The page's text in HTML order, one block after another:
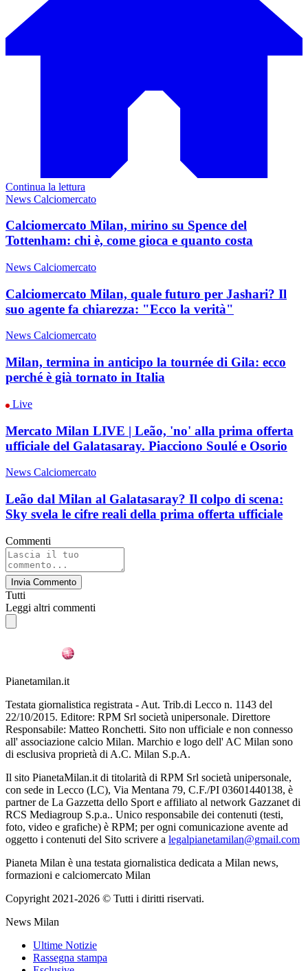
Continua la lettura
News Calciomercato
Calciomercato Milan, mirino su Spence del
Tottenham: chi è, come gioca e quanto costa
News Calciomercato
Calciomercato Milan, quale futuro per Jashari? Il
suo agente fa chiarezza: "Ecco la verità"
News Calciomercato
Milan, termina in anticipo la tournée di Gila: ecco
perché è già tornato in Italia
Live
Mercato Milan LIVE | Leão, 'no' alla prima offerta
ufficiale del Galatasaray. Piacciono Soulé e Osorio
News Calciomercato
Leão dal Milan al Galatasaray? Il colpo di scena:
Sky svela le cifre reali della prima offerta ufficiale
Commenti
Invia Commento
Tutti
Leggi altri commenti
Pianetamilan.it
Testata giornalistica registrata - Aut. Trib.di Lecco n. 1143 del
22/10/2015. Editore: RPM Srl società unipersonale. Direttore
Responsabile: Matteo Ronchetti. Sito non ufficiale e non connesso
all' associazione calcio Milan. Marchio e logo dell' AC Milan sono
di esclusiva proprietà di A.C. Milan S.p.A.
Il sito PianetaMilan.it di titolarità di RPM Srl società unipersonale,
con sede in Lecco (LC), Via Mentana 79, C.F./PI 03601440138, è
partner de La Gazzetta dello Sport e affiliato al network Gazzanet di
RCS Mediagroup S.p.a.. Unico responsabile dei contenuti (testi,
foto, video e grafiche) è RPM; per ogni comunicazione avente ad
oggetto i contenuti del Sito scrivere a legalpianetamilan@gmail.com
Pianeta Milan è una testata giornalistica dedicata a Milan news,
formazioni e calciomercato Milan
Copyright 2021-2026 © Tutti i diritti riservati.
News Milan
Ultime Notizie
Rassegna stampa